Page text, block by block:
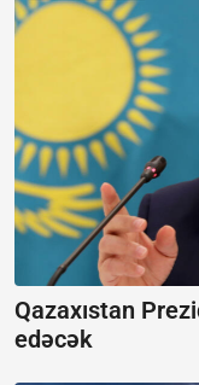
Qazaxıstan
edəcək